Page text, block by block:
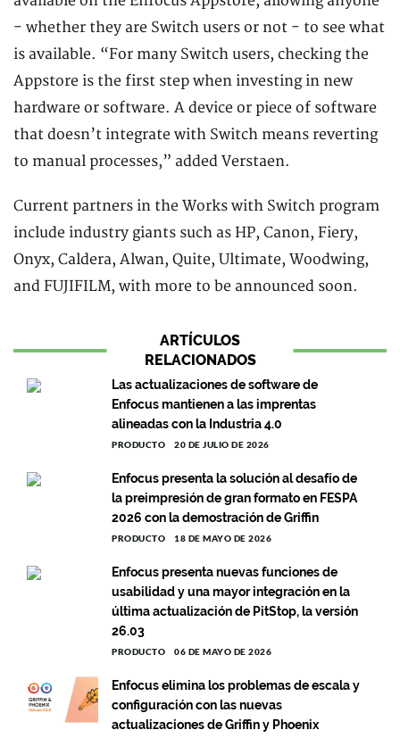
- whether they are Switch users or not - to see what
is available. “For many Switch users, checking the
Appstore is the first step when investing in new
hardware or software. A device or piece of software
that doesn’t integrate with Switch means reverting
to manual processes,” added Verstaen.
Current partners in the Works with Switch program
include industry giants such as HP, Canon, Fiery,
Onyx, Caldera, Alwan, Quite, Ultimate, Woodwing,
and FUJIFILM, with more to be announced soon.
ARTÍCULOS
RELACIONADOS
Las actualizaciones de software de
Enfocus mantienen a las imprentas
alineadas con la Industria 4.0
PRODUCTO 20 DE JULIO DE 2026
Enfocus presenta la solución al desafío de
la preimpresión de gran formato en FESPA
2026 con la demostración de Griffin
PRODUCTO 18 DE MAYO DE 2026
Enfocus presenta nuevas funciones de
usabilidad y una mayor integración en la
última actualización de PitStop, la versión
26.03
PRODUCTO 06 DE MAYO DE 2026
Enfocus elimina los problemas de escala y
configuración con las nuevas
actualizaciones de Griffin y Phoenix